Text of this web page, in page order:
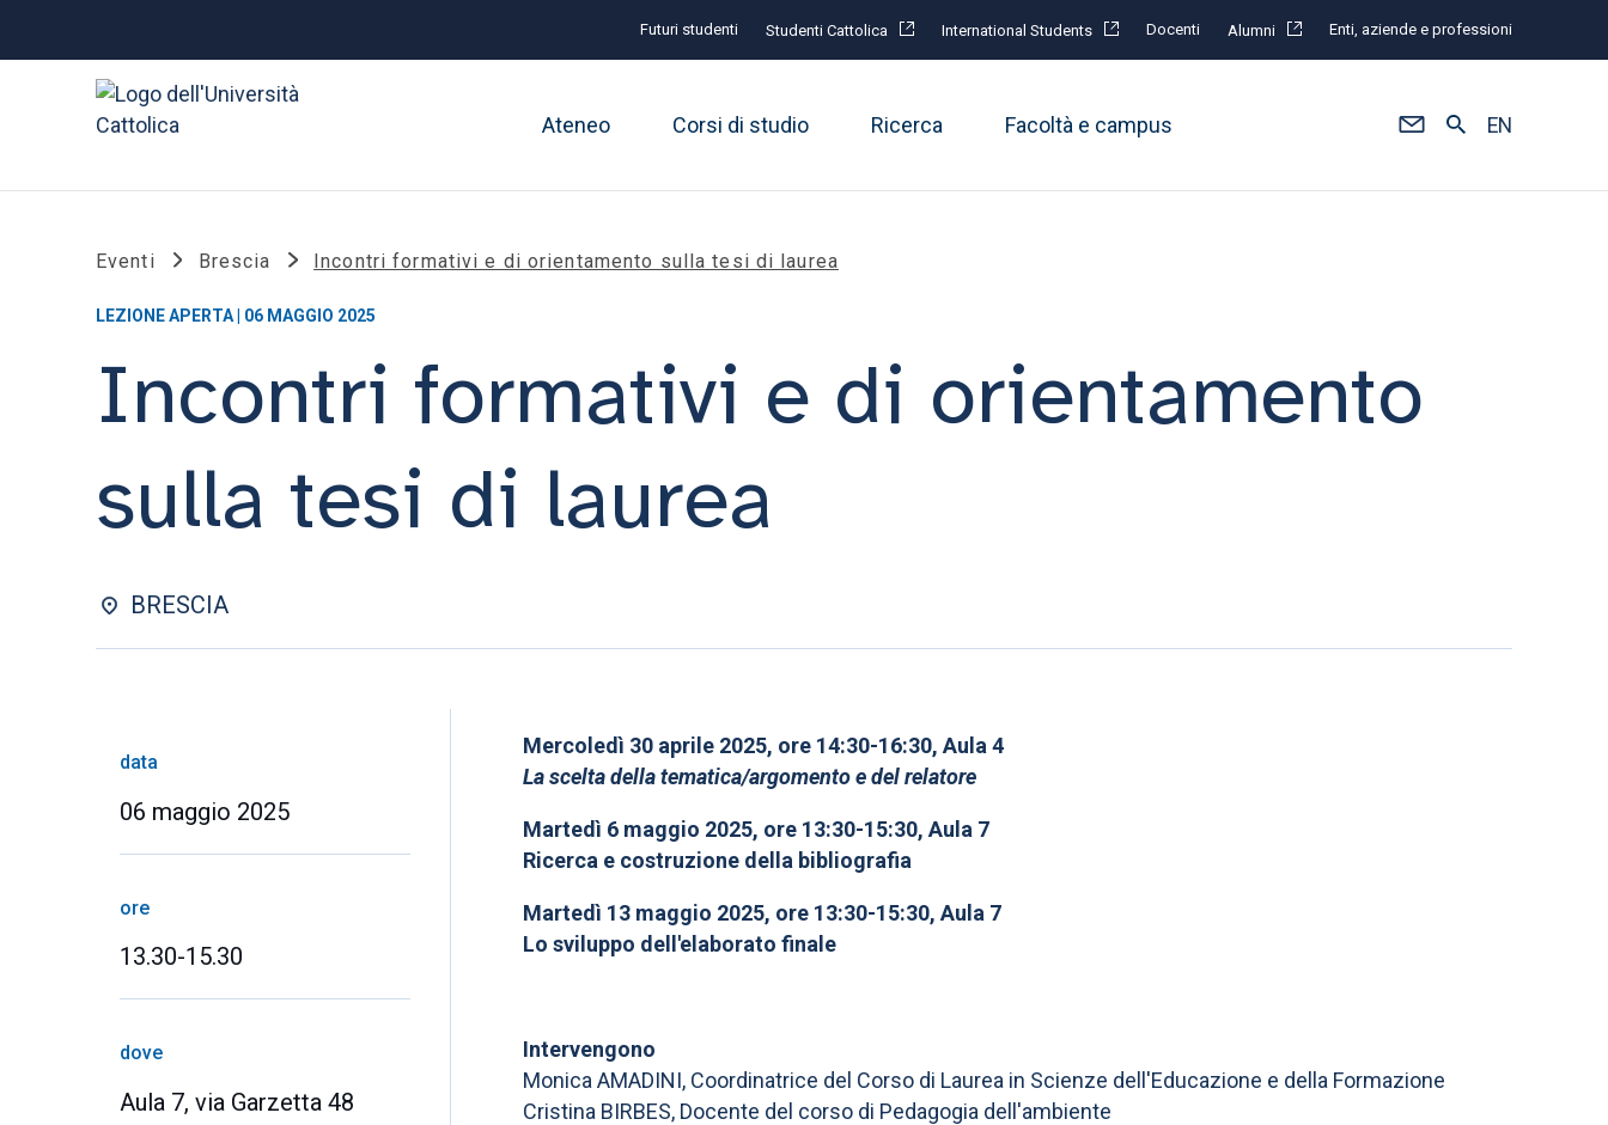
Futuri studenti Studenti Cattolica International Students Docenti Alumni Enti, aziende e professioni
Ateneo Corsi di studio Ricerca Facoltà e campus EN
Eventi Brescia Incontri formativi e di orientamento sulla tesi di laurea
LEZIONE APERTA | 06 MAGGIO 2025
Incontri formativi e di orientamento
sulla tesi di laurea
BRESCIA
data
06 maggio 2025
ore
13.30-15.30
dove
Aula 7, via Garzetta 48
Mercoledì 30 aprile 2025, ore 14:30-16:30, Aula 4
La scelta della tematica/argomento e del relatore
Martedì 6 maggio 2025, ore 13:30-15:30, Aula 7
Ricerca e costruzione della bibliografia
Martedì 13 maggio 2025, ore 13:30-15:30, Aula 7
Lo sviluppo dell'elaborato finale
Intervengono
Monica AMADINI, Coordinatrice del Corso di Laurea in Scienze dell'Educazione e della Formazione
Cristina BIRBES, Docente del corso di Pedagogia dell'ambiente